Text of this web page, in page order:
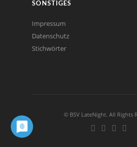
SONSTIGES
Impressum
Datenschutz
Stichwörter
© BSV LateNight. All Rights